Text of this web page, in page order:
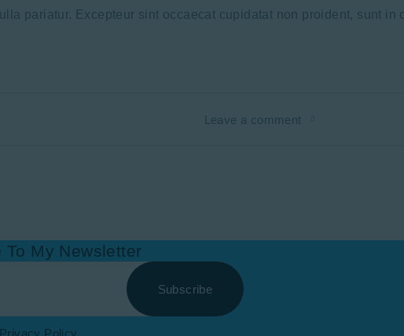
pariatur. Excepteur sint occaecat cupidatat non proident, sunt
Leave a comment
To My Newsletter